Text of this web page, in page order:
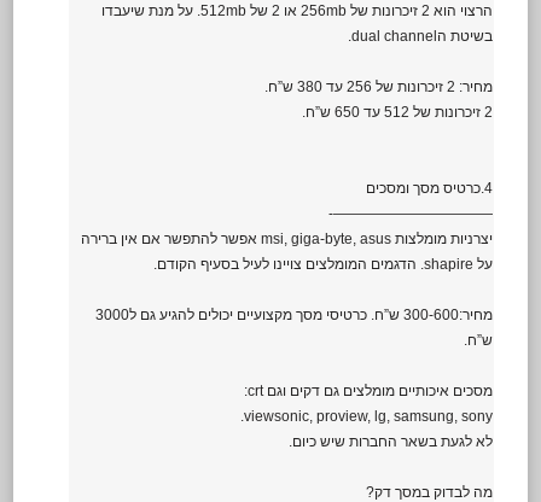
הרצוי הוא 2 זיכרונות של 256mb או 2 של 512mb. על מנת שיעבדו
בשיטת הdual channel.
מחיר: 2 זיכרונות של 256 עד 380 ש”ח.
2 זיכרונות של 512 עד 650 ש”ח.
4.כרטיס מסך ומסכים
———————————-
יצרניות מומלצות msi, giga-byte, asus אפשר להתפשר אם אין ברירה
על shapire. הדגמים המומלצים צויינו לעיל בסעיף הקודם.
מחיר:300-600 ש”ח. כרטיסי מסך מקצועיים יכולים להגיע גם ל3000
ש”ח.
מסכים איכותיים מומלצים גם דקים וגם crt:
viewsonic, proview, lg, samsung, sony.
לא לגעת בשאר החברות שיש כיום.
מה לבדוק במסך דק?